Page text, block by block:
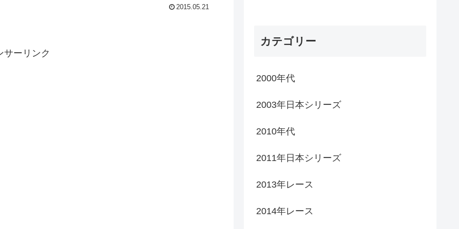
2015.05.21
サーリンク
カテゴリー
2000年代
2003年日本シリーズ
2010年代
2011年日本シリーズ
2013年レース
2014年レース